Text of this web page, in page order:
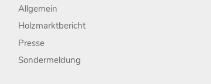
Allgemein
Holzmarktbericht
Presse
Sondermeldung